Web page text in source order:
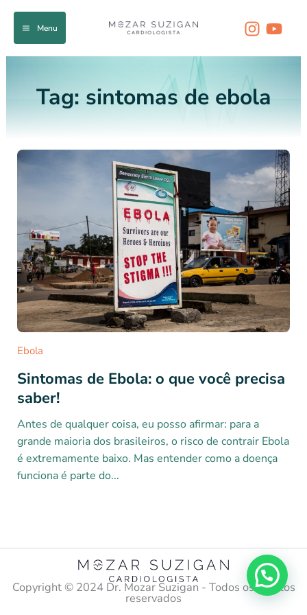
Menu
Tag: sintomas de ebola
Ebola
Sintomas de Ebola: o que você precisa
saber!
Antes de qualquer coisa, eu posso afirmar: para a
grande maioria dos brasileiros, o risco de contrair Ebola
é extremamente baixo. Mas entender como a doença
funciona é parte do...
Copyright ©️ 2024 Dr. Mozar Suzigan - Todos os direitos
reservados